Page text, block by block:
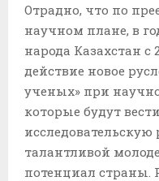
Отрадно, что по
научном плане, в
народа Казахстан с
действие новое
ученых» при
которые будут
талантливой
потенциал страны.